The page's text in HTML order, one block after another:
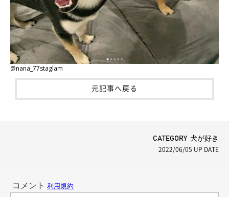
@nana_77staglam
元記事へ戻る
CATEGORY 犬が好き
2022/06/05 UP DATE